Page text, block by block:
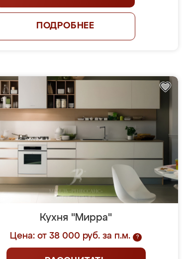
ПОДРОБНЕЕ
Кухня "Мирра"
Цена: от 38 000 руб. за п.м. ?